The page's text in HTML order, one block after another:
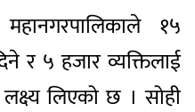
१५
र ५ हजार व्यक्तिलाई
लिएको छ । सोही